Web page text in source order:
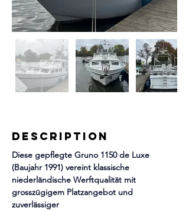
description
Diese gepflegte Gruno 1150 de Luxe
(Baujahr 1991) vereint klassische
niederländische Werftqualität mit
grosszügigem Platzangebot und
zuverlässiger